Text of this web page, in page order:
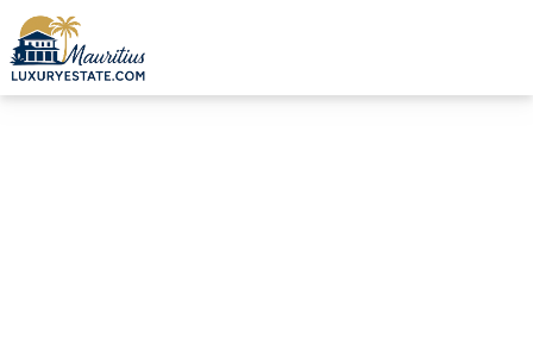
Verkauf Duplex Calodyne 428.842 € | MZIMC984